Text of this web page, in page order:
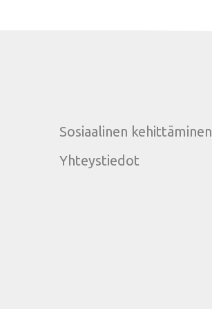
Sosiaalinen kehittäminen
Yhteystiedot